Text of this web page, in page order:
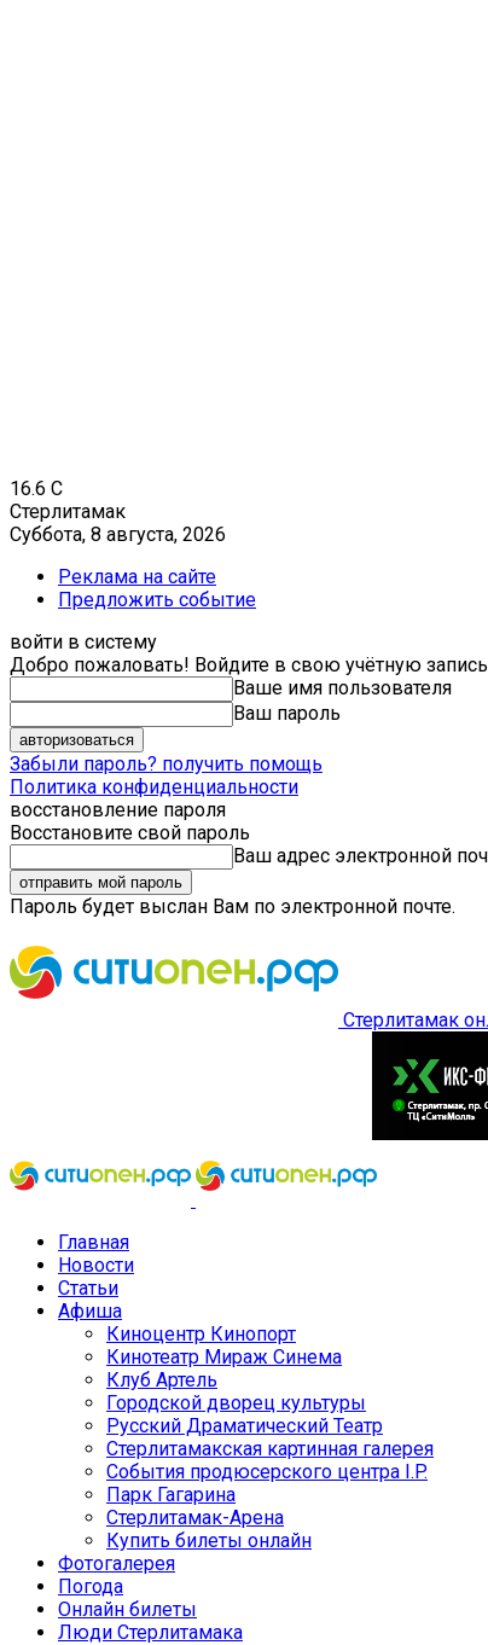
16.6 C
Стерлитамак
Суббота, 8 августа, 2026
Реклама на сайте
Предложить событие
войти в систему
Добро пожаловать! Войдите в свою учётную запись
Ваше имя пользователя
Ваш пароль
Забыли пароль? получить помощь
Политика конфиденциальности
восстановление пароля
Восстановите свой пароль
Ваш адрес электронной
Пароль будет выслан Вам по электронной почте.
Стерлитамак
Главная
Новости
Статьи
Афиша
Киноцентр Кинопорт
Кинотеатр Мираж Синема
Клуб Артель
Городской дворец культуры
Русский Драматический Театр
Стерлитамакская картинная галерея
События продюсерского центра I.P.
Парк Гагарина
Стерлитамак-Арена
Купить билеты онлайн
Фотогалерея
Погода
Онлайн билеты
Люди Стерлитамака